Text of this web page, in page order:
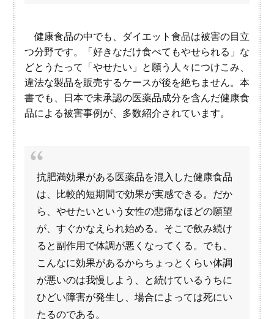
健康食品の中でも、ダイエット食品は被害の目立
つ分野です。「好きなだけ食べてもやせられる」な
どとうたって「やせたい」と願う人々につけこみ、
違法な製品を販売するケースが後を絶ちません。本
書でも、日本で未承認の医薬品成分を含んだ健康食
品による被害事例が、多数紹介されています。
抗肥満効果がある医薬品を混入した健康食品
は、比較的短期間で効果が実感できる。だか
ら、やせたいという女性の悲痛なほどの願望
が、すぐかなえられ始める。そこで飲み続け
ると副作用で体調が悪くなってくる。でも、
こんなに効果があるからちょっとくらい体調
が悪いのは我慢しよう、と続けているうちに
ひどい障害が発生し、場合によっては死にい
たるのである。